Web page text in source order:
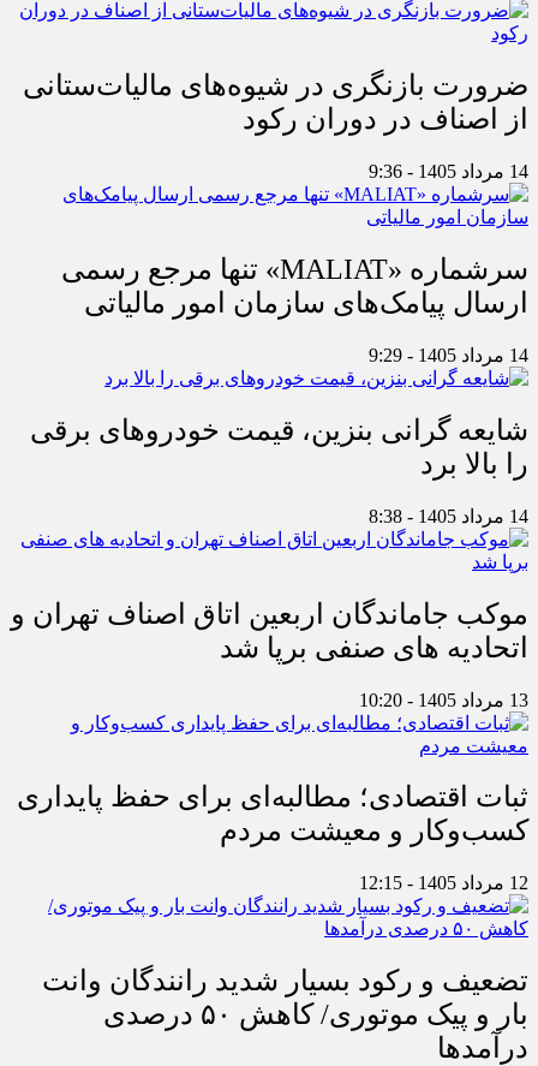
ضرورت بازنگری در شیوه‌های مالیات‌ستانی
از اصناف در دوران رکود
14 مرداد 1405 - 9:36
سرشماره «MALIAT» تنها مرجع رسمی
ارسال پیامک‌های سازمان امور مالیاتی
14 مرداد 1405 - 9:29
شایعه گرانی بنزین، قیمت خودروهای برقی
را بالا برد
14 مرداد 1405 - 8:38
موکب جاماندگان اربعین اتاق اصناف تهران و
اتحادیه های صنفی برپا شد
13 مرداد 1405 - 10:20
ثبات اقتصادی؛ مطالبه‌ای برای حفظ پایداری
کسب‌وکار و معیشت مردم
12 مرداد 1405 - 12:15
تضعیف و رکود بسیار شدید رانندگان وانت
بار و پیک موتوری/ کاهش ۵۰ درصدی
درآمدها